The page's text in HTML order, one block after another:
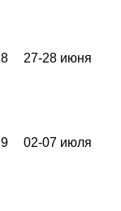
8 27-28 июня
9 02-07 июля